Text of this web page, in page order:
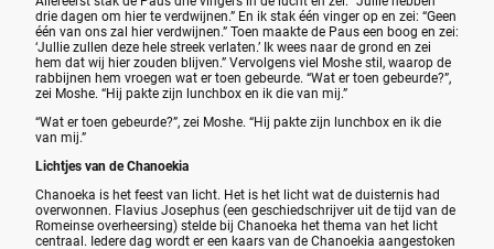
drie dagen om hier te verdwijnen.” En ik stak één vinger op en zei: “Geen
één van ons zal hier verdwijnen.” Toen maakte de Paus een boog en zei:
‘Jullie zullen deze hele streek verlaten.’ Ik wees naar de grond en zei
hem dat wij hier zouden blijven.” Vervolgens viel Moshe stil, waarop de
rabbijnen hem vroegen wat er toen gebeurde. “Wat er toen gebeurde?”,
zei Moshe. “Hij pakte zijn lunchbox en ik die van mij.”
“Wat er toen gebeurde?”, zei Moshe. “Hij pakte zijn lunchbox en ik die
van mij.”
Lichtjes van de Chanoekia
Chanoeka is het feest van licht. Het is het licht wat de duisternis had
overwonnen. Flavius Josephus (een geschiedschrijver uit de tijd van de
Romeinse overheersing) stelde bij Chanoeka het thema van het licht
centraal. Iedere dag wordt er een kaars van de Chanoekia aangestoken